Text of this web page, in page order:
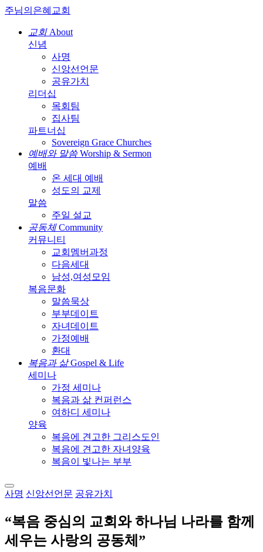
주님의은혜교회
교회 About
신념
사명
신앙선언문
공유가치
리더십
목회팀
집사팀
파트너십
Sovereign Grace Churches
예배와 말씀 Worship & Sermon
예배
온 세대 예배
성도의 교제
말씀
주일 설교
공동체 Community
커뮤니티
교회멤버과정
다음세대
남성,여성모임
복음문화
말씀묵상
부부데이트
자녀데이트
가정예배
환대
복음과 삶 Gospel & Life
세미나
가정 세미나
복음과 삶 컨퍼런스
여하디 세미나
양육
복음에 견고한 그리스도인
복음에 견고한 자녀양육
복음이 빛나는 부부
사명 신앙선언문 공유가치
“복음 중심의 교회와 하나님 나라를 함께
세우는 사랑의 공동체”